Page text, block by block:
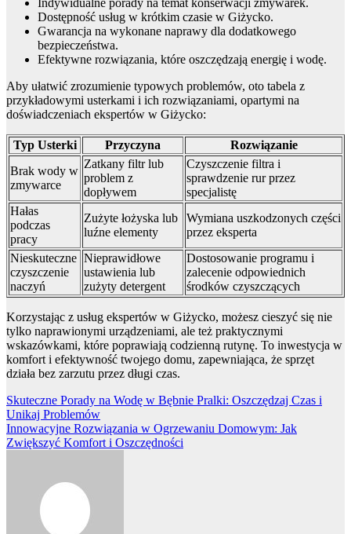
Indywidualne porady na temat konserwacji zmywarek.
Dostępność usług w krótkim czasie w Giżycko.
Gwarancja na wykonane naprawy dla dodatkowego
bezpieczeństwa.
Efektywne rozwiązania, które oszczędzają energię i wodę.
Aby ułatwić zrozumienie typowych problemów, oto tabela z
przykładowymi usterkami i ich rozwiązaniami, opartymi na
doświadczeniach ekspertów w Giżycko:
Typ Usterki Przyczyna
Rozwiązanie
Brak wody w
zmywarce
Zatkany filtr lub
problem z
dopływem
Czyszczenie filtra i
sprawdzenie rur przez
specjalistę
Hałas
podczas
pracy
Zużyte łożyska lub
luźne elementy
Wymiana uszkodzonych części
przez eksperta
Nieskuteczne
czyszczenie
naczyń
Nieprawidłowe
ustawienia lub
zużyty detergent
Dostosowanie programu i
zalecenie odpowiednich
środków czyszczących
Korzystając z usług ekspertów w Giżycko, możesz cieszyć się nie
tylko naprawionymi urządzeniami, ale też praktycznymi
wskazówkami, które poprawiają codzienną rutynę. To inwestycja w
komfort i efektywność twojego domu, zapewniająca, że sprzęt
działa bez zarzutu przez długi czas.
Nawigacja
wpisu
Skuteczne Porady na Wodę w Bębnie Pralki: Oszczędzaj Czas i
Unikaj Problemów
Innowacyjne Rozwiązania w Ogrzewaniu Domowym: Jak
Zwiększyć Komfort i Oszczędności